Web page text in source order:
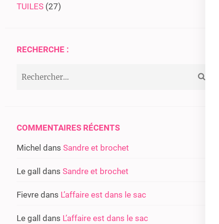
TUILES (27)
RECHERCHE :
COMMENTAIRES RÉCENTS
Michel dans Sandre et brochet
Le gall dans Sandre et brochet
Fievre dans L’affaire est dans le sac
Le gall dans L’affaire est dans le sac